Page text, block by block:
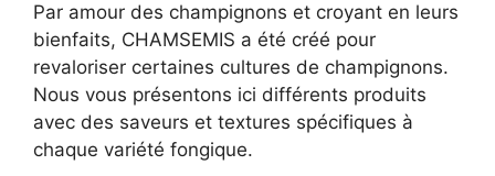
Par amour des champignons et croyant en leurs
bienfaits, CHAMSEMIS a été créé pour
revaloriser certaines cultures de champignons.
Nous vous présentons ici différents produits
avec des saveurs et textures spécifiques à
chaque variété fongique.